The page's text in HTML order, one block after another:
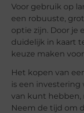
Voor gebruik op
een robuuste,
optie zijn. Door je
duidelijk in kaart
keuze maken
Het kopen van
is een investering
van kunt hebben,
Neem de tijd om